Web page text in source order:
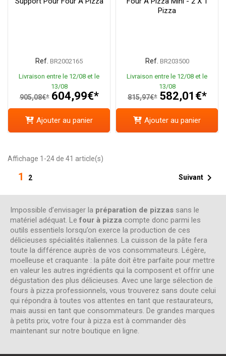
Ref. BR2002165
Livraison entre le 12/08 et le
13/08
905,08€* 604,99€*
Ajouter au panier
Pizza
Ref. BR203500
Livraison entre le 12/08 et le
13/08
815,97€* 582,01€*
Ajouter au panier
Affichage 1-24 de 41 article(s)
1 2 Suivant 
Impossible d’envisager la préparation de pizzas sans le
matériel adéquat. Le four à pizza compte donc parmi les
outils essentiels lorsqu’on exerce la production de ces
délicieuses spécialités italiennes. La cuisson de la pâte fera
toute la différence auprès de vos consommateurs. Légère,
moelleuse et craquante : la pâte doit être parfaite pour mettre
en valeur les autres ingrédients qui la composent et offrir une
dégustation des plus délicieuses. Avec une large sélection de
fours à pizza professionnels, vous trouverez sans doute celui
qui répondra à toutes vos attentes en tant que restaurateurs,
mais aussi en tant que consommateurs. De grandes marques
à petits prix, votre four à pizza est à commander dès
maintenant sur notre boutique en ligne.